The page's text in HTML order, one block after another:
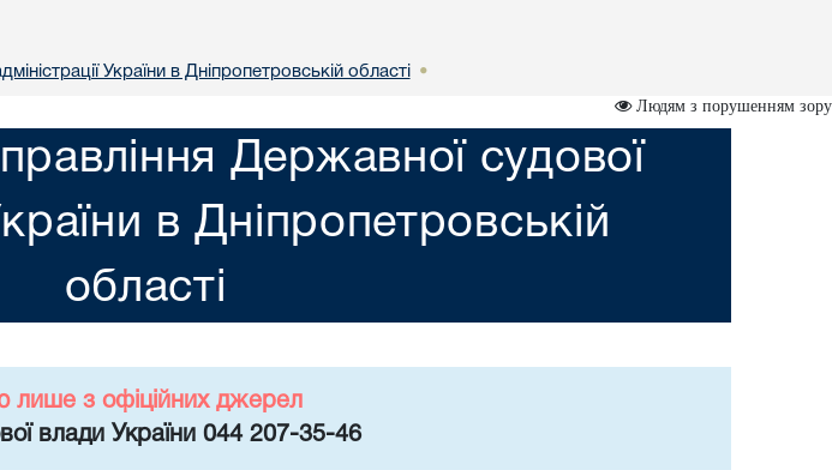
України в Днiпропетровській областi
•
Людям з порушенням зору
Державної судової
в Днiпропетровській
областi
лише з офіційних джерел
влади України 044 207-35-46